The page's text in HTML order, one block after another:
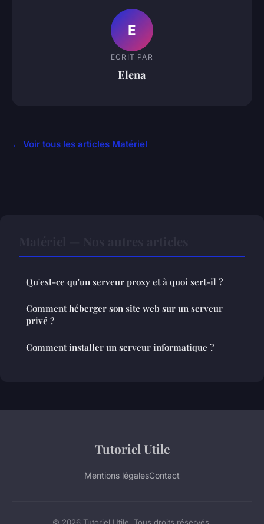
E
ECRIT PAR
Elena
← Voir tous les articles Matériel
Qu'est-ce qu'un serveur proxy et à quoi sert-il ?
Comment héberger son site web sur un serveur
privé ?
Comment installer un serveur informatique ?
Tutoriel Utile
Mentions légalesContact